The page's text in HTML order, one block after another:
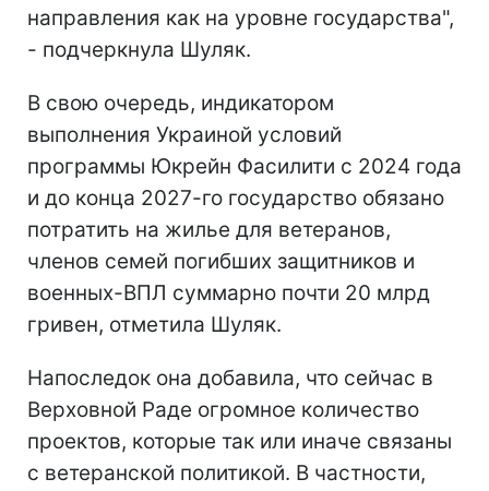
направления как на уровне государства",
- подчеркнула Шуляк.
В свою очередь, индикатором
выполнения Украиной условий
программы Юкрейн Фасилити с 2024 года
и до конца 2027-го государство обязано
потратить на жилье для ветеранов,
членов семей погибших защитников и
военных-ВПЛ суммарно почти 20 млрд
гривен, отметила Шуляк.
Напоследок она добавила, что сейчас в
Верховной Раде огромное количество
проектов, которые так или иначе связаны
с ветеранской политикой. В частности,